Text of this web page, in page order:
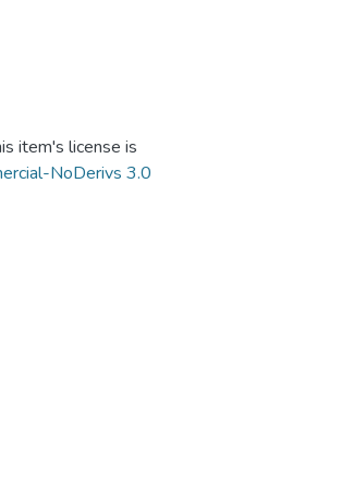
item's license is
NoDerivs 3.0